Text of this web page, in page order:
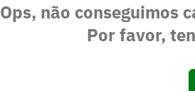
Ops, não conseguimos
Por favor,